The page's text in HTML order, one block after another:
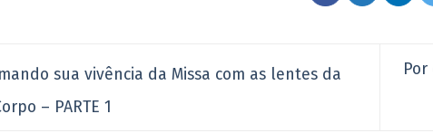
sua vivência da Missa com as lentes da
– PARTE 1